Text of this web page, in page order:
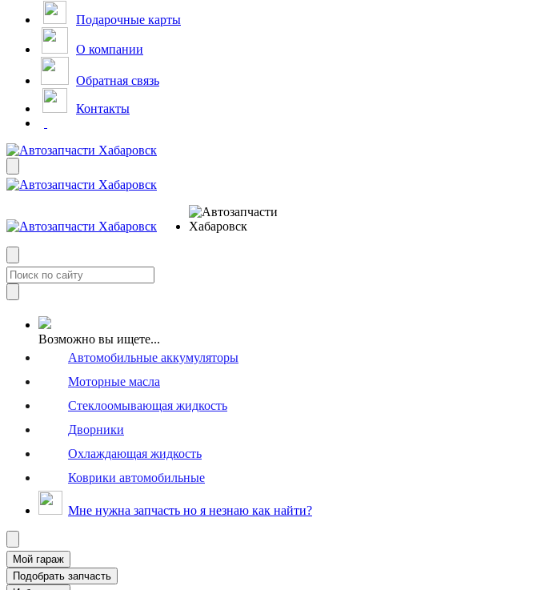
Подарочные карты
О компании
Обратная связь
Контакты
Возможно вы ищете...
Автомобильные аккумуляторы
Моторные масла
Стеклоомывающая жидкость
Дворники
Охлаждающая жидкость
Коврики автомобильные
Мне нужна запчасть но я незнаю как найти?